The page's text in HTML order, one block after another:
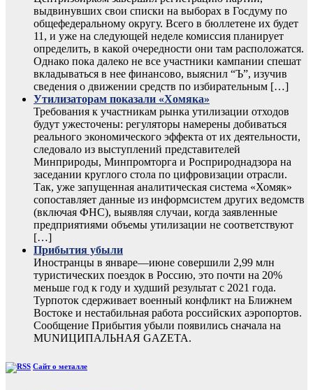
выдвинувших свои списки на выборах в Госдуму по
общефедеральному округу. Всего в бюллетене их будет
11, и уже на следующей неделе комиссия планирует
определить, в какой очередности они там расположатся.
Однако пока далеко не все участники кампании спешат
вкладываться в нее финансово, выяснил “Ъ”, изучив
сведения о движении средств по избирательным […]
Утилизаторам показали «Хомяка»
Требования к участникам рынка утилизации отходов
будут ужесточены: регуляторы намерены добиваться
реального экономического эффекта от их деятельности,
следовало из выступлений представителей
Минприроды, Минпромторга и Росприроднадзора на
заседании круглого стола по цифровизации отрасли.
Так, уже запущенная аналитическая система «Хомяк»
сопоставляет данные из информсистем других ведомств
(включая ФНС), выявляя случаи, когда заявленные
предприятиями объемы утилизации не соответствуют
[…]
Прибытия убыли
Иностранцы в январе—июне совершили 2,99 млн
туристических поездок в Россию, это почти на 20%
меньше год к году и худший результат с 2021 года.
Турпоток сдерживает военный конфликт на Ближнем
Востоке и нестабильная работа российских аэропортов.
Сообщение Прибытия убыли появились сначала на
MUNИЦИПАЛЬНАЯ GAZЕТА.
Сайт о металле